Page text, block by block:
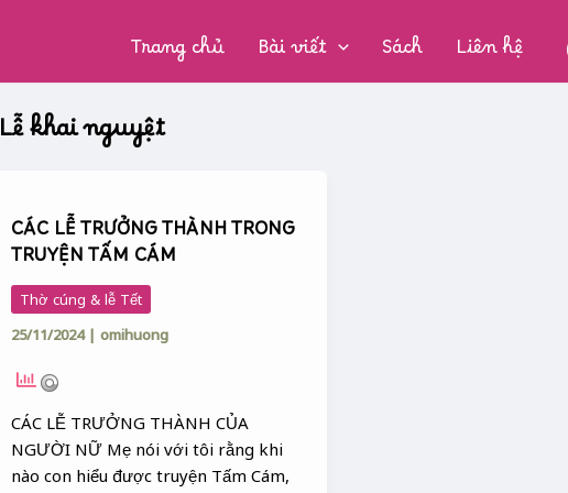
Trang chủ Bài viết Sách Liên hệ
Lễ khai nguyệt
CÁC LỄ TRƯỞNG THÀNH TRONG
TRUYỆN TẤM CÁM
Thờ cúng & lễ Tết
25/11/2024 |omihuong
CÁC LỄ TRƯỞNG THÀNH CỦA
NGƯỜI NỮ Mẹ nói với tôi rằng khi
nào con hiểu được truyện Tấm Cám,
TRƯỞNG
THÀNH
TRONG
TRUYỆN
TẤM
CÁM